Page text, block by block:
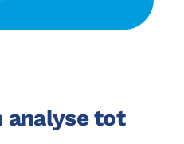
analyse tot